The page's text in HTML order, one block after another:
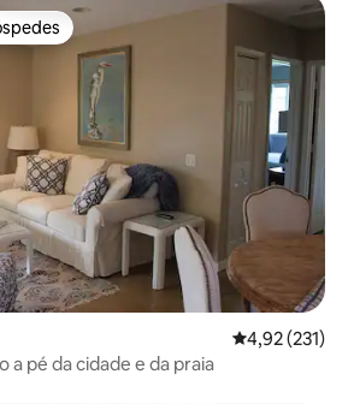
dos hóspedes
4,92 de uma
4,92 (231)
a pé da cidade e da praia